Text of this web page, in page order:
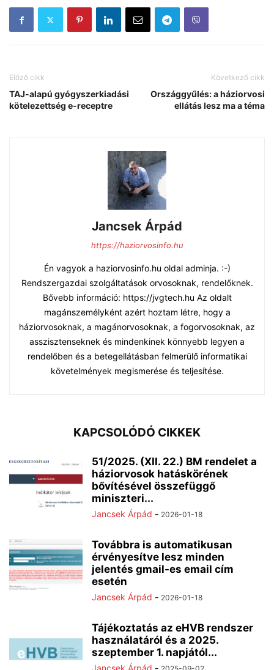
Előző cikk
TAJ-alapú gyógyszerkiadási
kötelezettség e-receptre
Következő cikk
Országgyűlés: a háziorvosi
ellátás lesz ma a téma
Jancsek Árpád
https://haziorvosinfo.hu
Én vagyok a haziorvosinfo.hu oldal adminja. :-)
Rendszergazdai szolgáltatások orvosoknak, rendelőknek.
Bővebb információ: https://jvgtech.hu Az oldalt
magánszemélyként azért hoztam létre, hogy a
háziorvosoknak, a magánorvosoknak, a fogorvosoknak, az
asszisztenseknek és mindenkinek könnyebb legyen a
rendelőben és a betegellátásban felmerülő informatikai
követelmények megismerése és teljesítése.
KAPCSOLÓDÓ CIKKEK
51/2025. (XII. 22.) BM rendelet a
háziorvosok hatáskörének
bővítésével összefüggő
miniszteri...
Jancsek Árpád - 2026-01-18
Továbbra is automatikusan
érvényesítve lesz minden
jelentés gmail-es email cím
esetén
Jancsek Árpád - 2026-01-18
Tájékoztatás az eHVB rendszer
használatáról és a 2025.
szeptember 1. napjától...